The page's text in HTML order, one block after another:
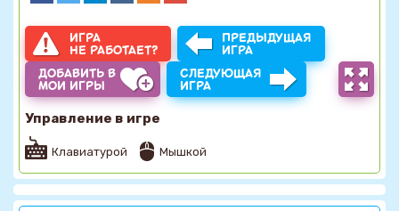
ИГРА
НЕ РАБОТАЕТ?
ПРЕДЫДУЩАЯ
ИГРА
ДОБАВИТЬ В
МОИ ИГРЫ
СЛЕДУЮЩАЯ
ИГРА
Управление в игре
Клавиатурой Мышкой